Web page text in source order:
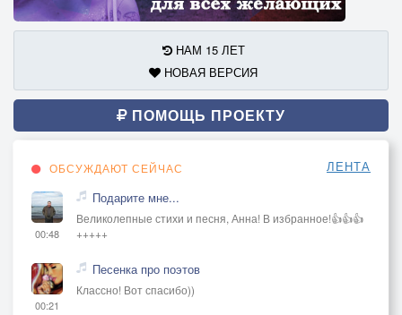
НАМ 15 ЛЕТ
НОВАЯ ВЕРСИЯ
ПОМОЩЬ ПРОЕКТУ
ОБСУЖДАЮТ СЕЙЧАС ЛЕНТА
00:48
Подарите мне...
Великолепные стихи и песня, Анна! В избранное!👍👍👍
+++++
00:21
Песенка про поэтов
Классно! Вот спасибо))